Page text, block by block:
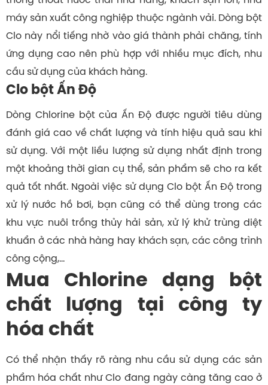
máy sản xuất công nghiệp thuộc ngành vải. Dòng bột
Clo này nổi tiếng nhờ vào giá thành phải chăng, tính
ứng dụng cao nên phù hợp với nhiều mục đích, nhu
cầu sử dụng của khách hàng.
Clo bột Ấn Độ
Dòng Chlorine bột của Ấn Độ được người tiêu dùng
đánh giá cao về chất lượng và tính hiệu quả sau khi
sử dụng. Với một liều lượng sử dụng nhất định trong
một khoảng thời gian cụ thể, sản phẩm sẽ cho ra kết
quả tốt nhất. Ngoài việc sử dụng Clo bột Ấn Độ trong
xử lý nước hồ bơi, bạn cũng có thể dùng trong các
khu vực nuôi trồng thủy hải sản, xử lý khử trùng diệt
khuẩn ở các nhà hàng hay khách sạn, các công trình
công cộng,…
Mua Chlorine dạng bột
chất lượng tại công ty
hóa chất
Có thể nhận thấy rõ ràng nhu cầu sử dụng các sản
phẩm hóa chất như Clo đang ngày càng tăng cao ở